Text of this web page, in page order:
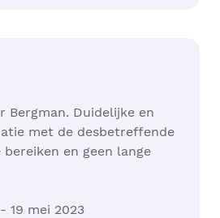
Bergman. Duidelijke en
met de desbetreffende
en geen lange
19 mei 2023